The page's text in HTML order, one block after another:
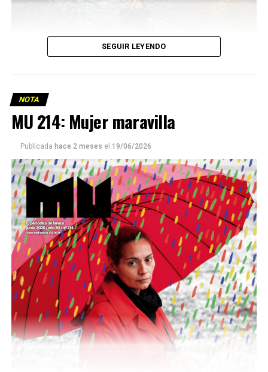
Este número 215 de MU ☝️viene con doble tapa, que
podría ser una frase:
Sin chamuyo, a remarla.
Descargar la Mu en PDF
SEGUIR LEYENDO
NOTA
MU 214: Mujer maravilla
Publicada hace 2 meses el 19/06/2026